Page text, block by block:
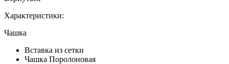
Характеристики:
Чашка
Вставка из сетки
Чашка Поролоновая